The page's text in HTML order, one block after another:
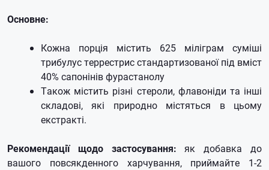
Основне:
Кожна порція містить 625 міліграм суміші
трибулус террестрис стандартизованої під вміст
40% сапонінів фурастанолу
Також містить різні стероли, флавоніди та інші
складові, які природно містяться в цьому
екстракті.
Рекомендації щодо застосування: як добавка до
вашого повсякденного харчування, приймайте 1-2